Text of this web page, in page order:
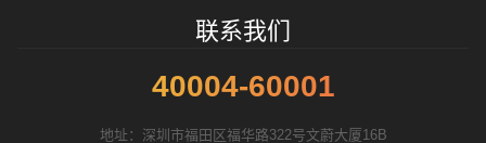
联系我们
40004-60001
地址：深圳市福田区福华路322号文蔚大厦16B